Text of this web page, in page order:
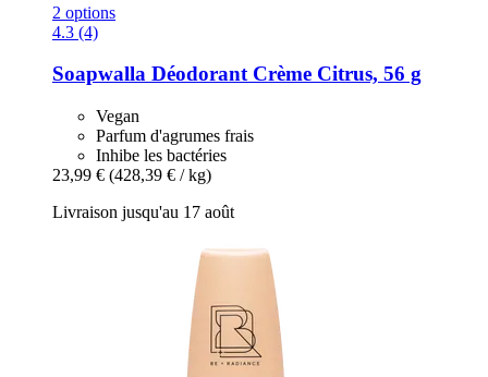
2 options
4.3 (4)
Soapwalla Déodorant Crème Citrus, 56 g
Vegan
Parfum d'agrumes frais
Inhibe les bactéries
23,99 € (428,39 € / kg)
Livraison jusqu'au 17 août